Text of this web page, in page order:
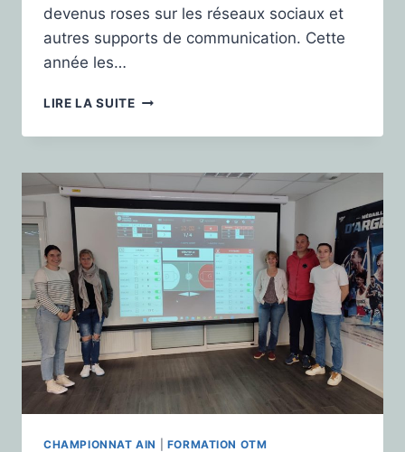
devenus roses sur les réseaux sociaux et
autres supports de communication. Cette
année les…
LIRE LA SUITE
CHAMPIONNAT AIN FORMATION OTM